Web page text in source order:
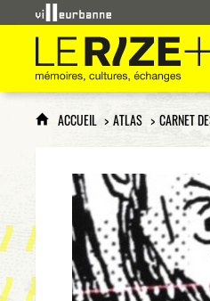
Le Rize+
mémoires,
ACCUEIL ATLAS CARNET